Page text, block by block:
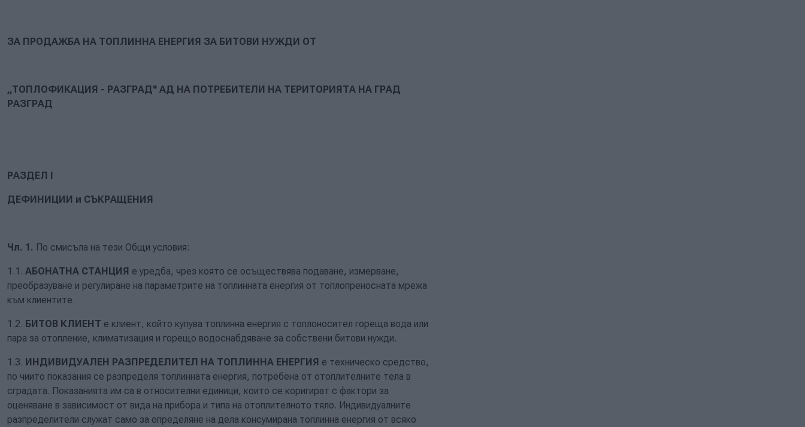
ЗА ПРОДАЖБА НА ТОПЛИННА ЕНЕРГИЯ ЗА БИТОВИ НУЖДИ ОТ
„ТОПЛОФИКАЦИЯ - РАЗГРАД" АД НА ПОТРЕБИТЕЛИ НА ТЕРИТОРИЯТА НА ГРАД
РАЗГРАД
РАЗДЕЛ І
ДЕФИНИЦИИ и СЪКРАЩЕНИЯ
Чл. 1. По смисъла на тези Общи условия:
1.1. АБОНАТНА СТАНЦИЯ е уредба, чрез която се осъществява подаване, измерване,
преобразуване и регулиране на параметрите на топлинната енергия от топлопреносната мрежа
към клиентите.
1.2. БИТОВ КЛИЕНТ е клиент, който купува топлинна енергия с топлоносител гореща вода или
пара за отопление, климатизация и горещо водоснабдяване за собствени битови нужди.
1.3. ИНДИВИДУАЛЕН РАЗПРЕДЕЛИТЕЛ НА ТОПЛИННА ЕНЕРГИЯ е техническо средство,
по чиито показания се разпределя топлинната енергия, потребена от отоплителните тела в
сградата. Показанията им са в относителни единици, които се коригират с фактори за
оценяване в зависимост от вида на прибора и типа на отоплителното тяло. Индивидуалните
разпределители служат само за определяне на дела консумирана топлинна енергия от всяко